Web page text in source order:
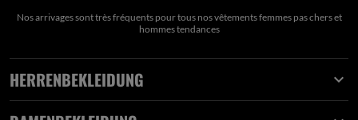
Nos arrivages sont très fréquents pour tous nosvêtements femmes pas cherset
hommes tendances
HERRENBEKLEIDUNG 